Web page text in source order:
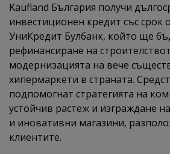
Kaufland България получи
инвестиционен кредит със срок
УниКредит Булбанк, който ще
рефинансиране на
модернизацията на вече
хипермаркети в страната.
подпомогнат стратегията на
устойчив растеж и изграждане
и иновативни магазини,
клиентите.